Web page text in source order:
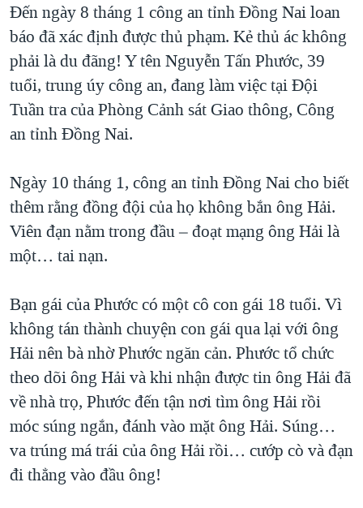
Đến ngày 8 tháng 1 công an tỉnh Đồng Nai loan
báo đã xác định được thủ phạm. Kẻ thủ ác không
phải là du đãng! Y tên Nguyễn Tấn Phước, 39
tuổi, trung úy công an, đang làm việc tại Đội
Tuần tra của Phòng Cảnh sát Giao thông, Công
an tỉnh Đồng Nai.
Ngày 10 tháng 1, công an tỉnh Đồng Nai cho biết
thêm rằng đồng đội của họ không bắn ông Hải.
Viên đạn nằm trong đầu – đoạt mạng ông Hải là
một… tai nạn.
Bạn gái của Phước có một cô con gái 18 tuổi. Vì
không tán thành chuyện con gái qua lại với ông
Hải nên bà nhờ Phước ngăn cản. Phước tổ chức
theo dõi ông Hải và khi nhận được tin ông Hải đã
về nhà trọ, Phước đến tận nơi tìm ông Hải rồi
móc súng ngắn, đánh vào mặt ông Hải. Súng…
va trúng má trái của ông Hải rồi… cướp cò và đạn
đi thẳng vào đầu ông!